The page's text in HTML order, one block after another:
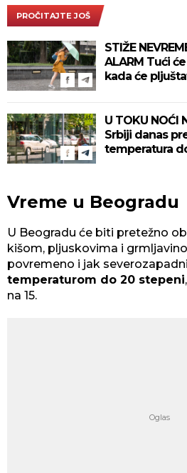
PROČITAJTE JOŠ
STIŽE
ALARM Tući
kada će
U TOKU NOĆI
Srbiji danas
temperatura
Vreme u Beogradu
U Beogradu će biti pretežno
kišom, pljuskovima i
povremeno i jak
temperaturom do 20 stepeni
na 15.